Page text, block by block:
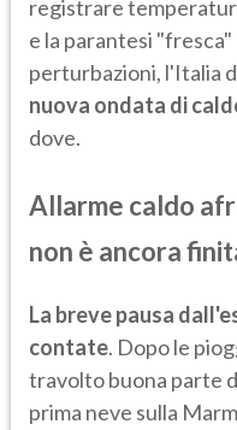
registrare
e la parantesi
perturbazioni, l'Italia
nuova ondata di
dove.
Allarme caldo
non è ancora
La breve pausa
contate. Dopo le
travolto buona parte
prima neve sulla